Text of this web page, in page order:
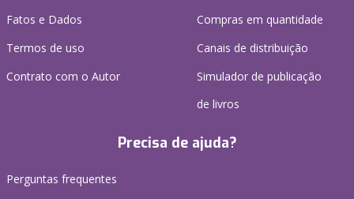
Fatos e Dados
Termos de uso
Contrato com o Autor
Compras em quantidade
Canais de distribuição
Simulador de publicação
de livros
Precisa de ajuda?
Perguntas frequentes